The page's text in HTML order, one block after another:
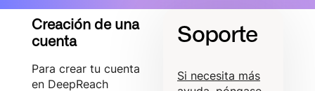
Creación de una
cuenta
Para crear tu cuenta
en DeepReach
Soporte
Si necesita más